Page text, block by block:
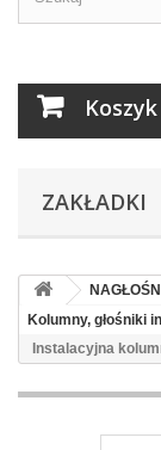
Koszyk
ZAKŁADKI
Kolumny, głośniki
Instalacyjna